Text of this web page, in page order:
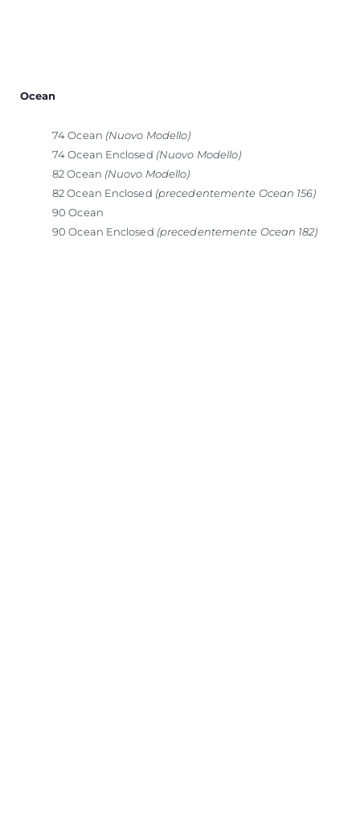
Ocean
74 Ocean (Nuovo Modello)
74 Ocean Enclosed (Nuovo Modello)
82 Ocean (Nuovo Modello)
82 Ocean Enclosed (precedentemente Ocean 156)
90 Ocean
90 Ocean Enclosed (precedentemente Ocean 182)